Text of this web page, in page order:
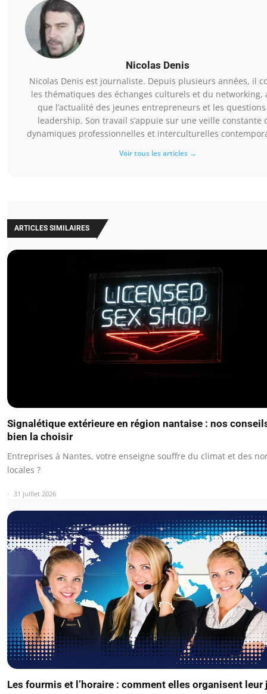
Nicolas Denis
Nicolas Denis est journaliste. Depuis plusieurs années, il
les thématiques des échanges culturels et du networking,
que l’actualité des jeunes entrepreneurs et les
leadership. Son travail s’appuie sur une veille constante
dynamiques professionnelles et interculturelles
Voir tous les articles →
ARTICLES SIMILAIRES
Signalétique extérieure en région nantaise : nos
bien la choisir
Entreprises à Nantes, votre enseigne souffre du climat et des
locales ?
31 juillet 2026
Les fourmis et l’horaire : comment elles organisent leur